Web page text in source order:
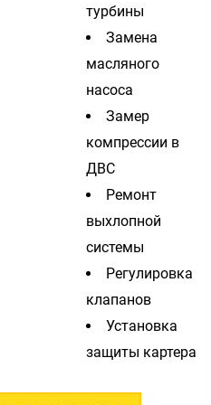
турбины
Замена
масляного
насоса
Замер
компрессии в
ДВС
Ремонт
выхлопной
системы
Регулировка
клапанов
Установка
защиты картера